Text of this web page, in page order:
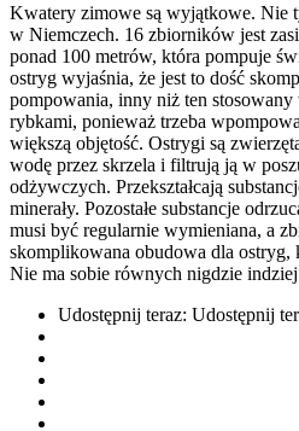
Kwatery zimowe są wyjątkowe. Nie
w Niemczech. 16 zbiorników jest
ponad 100 metrów, która pompuje
ostryg wyjaśnia, że jest to dość
pompowania, inny niż ten stosowany
rybkami, ponieważ trzeba
większą objętość. Ostrygi są
wodę przez skrzela i filtrują ją w
odżywczych. Przekształcają
minerały. Pozostałe substancje
musi być regularnie wymieniana, a
skomplikowana obudowa dla ostryg,
Nie ma sobie równych nigdzie
Udostępnij teraz: Udostępnij